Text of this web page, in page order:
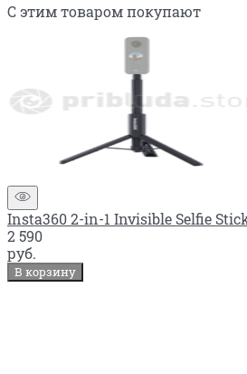
С этим товаром покупают
Insta360 2-in-1 Invisible Selfie
2 590
руб.
В корзину